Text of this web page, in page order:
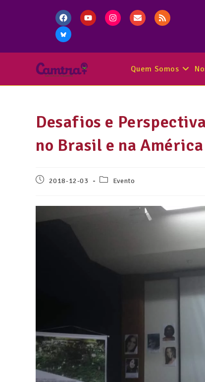
Quem Somos
Desafios e
no Brasil e na
2018-12-03 Evento